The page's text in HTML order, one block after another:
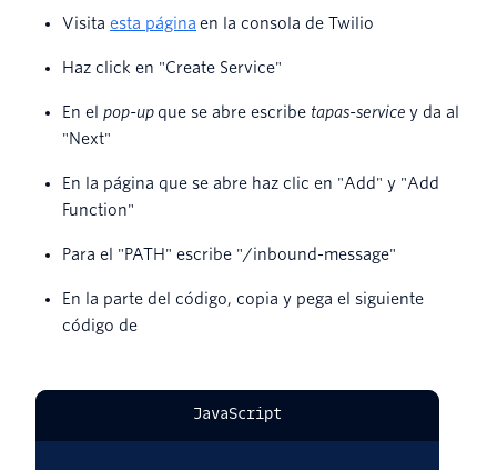
Visita esta página en la consola de Twilio
Haz click en "Create Service"
En el pop-up que se abre escribe tapas-service y da al
"Next"
En la página que se abre haz clic en "Add" y "Add
Function"
Para el "PATH" escribe "/inbound-message"
En la parte del código, copia y pega el siguiente
código de
JavaScript